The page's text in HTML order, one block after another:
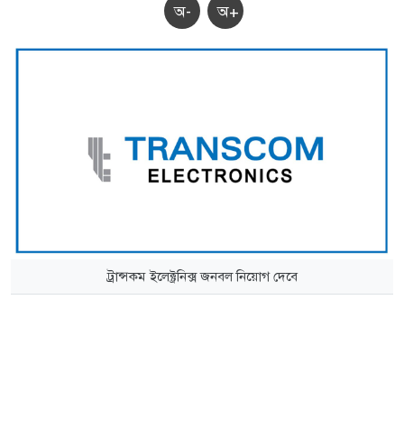
অ- অ+
ট্রান্সকম ইলেক্ট্রনিক্স জনবল নিয়োগ দেবে